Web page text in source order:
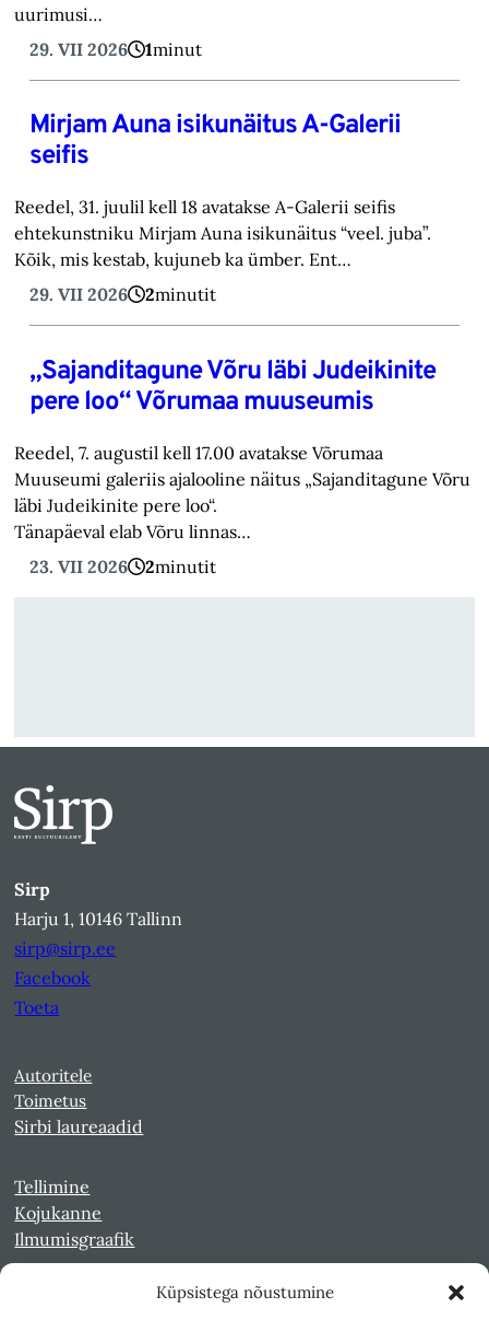
Küpsistega nõustumine
uurimusi…
29. VII 2026
1minut
Mirjam Auna isikunäitus A-Galerii
seifis
Reedel, 31. juulil kell 18 avatakse A-Galerii seifis
ehtekunstniku Mirjam Auna isikunäitus “veel. juba”.
Kõik, mis kestab, kujuneb ka ümber. Ent…
29. VII 2026
2minutit
„Sajanditagune Võru läbi Judeikinite
pere loo“ Võrumaa muuseumis
Reedel, 7. augustil kell 17.00 avatakse Võrumaa
Muuseumi galeriis ajalooline näitus „Sajanditagune Võru
läbi Judeikinite pere loo“.
Tänapäeval elab Võru linnas…
23. VII 2026
2minutit
Sirp
Harju 1, 10146 Tallinn
sirp@sirp.ee
Facebook
Toeta
Autoritele
Toimetus
Sirbi laureaadid
Tellimine
Kojukanne
Ilmumisgraafik